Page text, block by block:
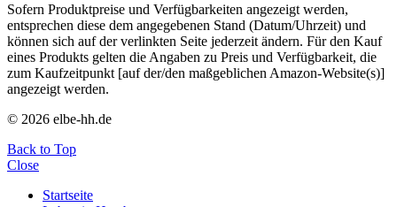
Sofern Produktpreise und Verfügbarkeiten angezeigt werden,
entsprechen diese dem angegebenen Stand (Datum/Uhrzeit) und
können sich auf der verlinkten Seite jederzeit ändern. Für den Kauf
eines Produkts gelten die Angaben zu Preis und Verfügbarkeit, die
zum Kaufzeitpunkt [auf der/den maßgeblichen Amazon-Website(s)]
angezeigt werden.
© 2026 elbe-hh.de
Back to Top
Close
Startseite